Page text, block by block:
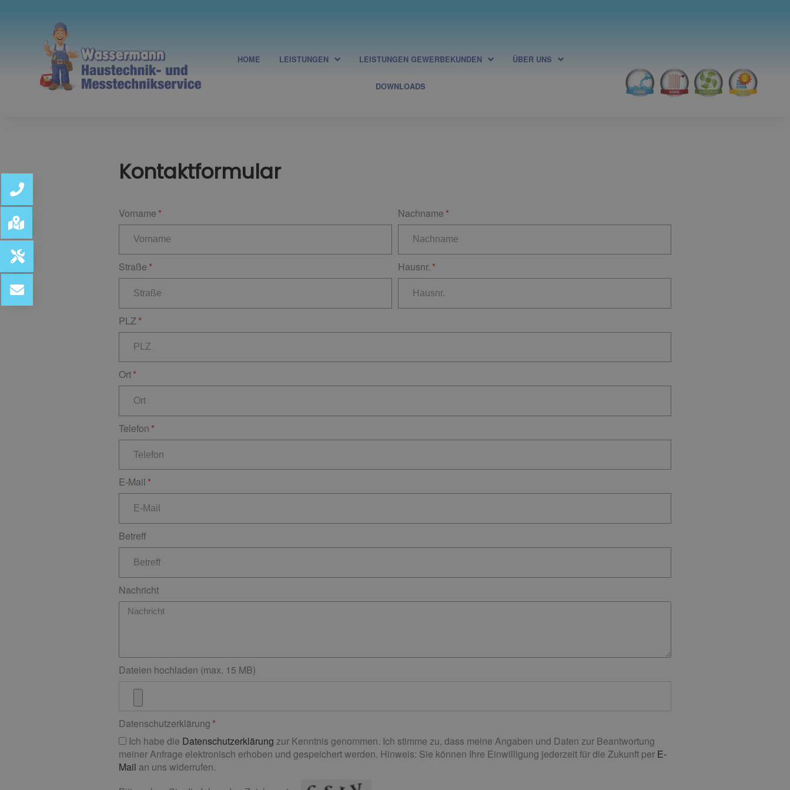
HOME LEISTUNGEN LEISTUNGEN GEWERBEKUNDEN ÜBER UNS
DOWNLOADS
Kontaktformular
Vorname Nachname
Straße Hausnr.
PLZ
Ort
Telefon
E-Mail
Betreff
Nachricht
Dateien hochladen (max. 15 MB)
Datenschutzerklärung
Ich habe die Datenschutzerklärung zur Kenntnis genommen. Ich stimme zu, dass meine Angaben und Daten zur Beantwortung
meiner Anfrage elektronisch erhoben und gespeichert werden. Hinweis: Sie können Ihre Einwilligung jederzeit für die Zukunft per E-
Mail an uns widerrufen.